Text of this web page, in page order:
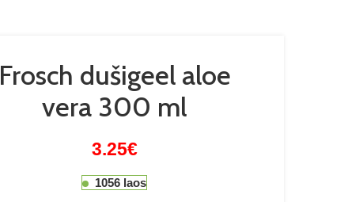
Frosch dušigeel aloe
vera 300 ml
3.25€
1056 laos